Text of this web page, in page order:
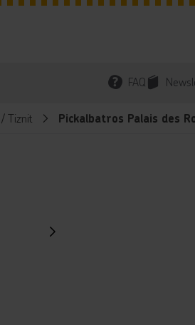
FAQ
Tiznit Pickalbatros Palais des